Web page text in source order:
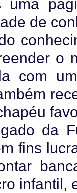
uma
de
o
com
da
fins
infantil,